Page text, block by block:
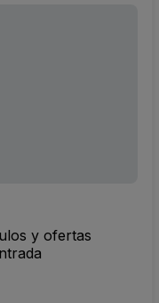
y ofertas